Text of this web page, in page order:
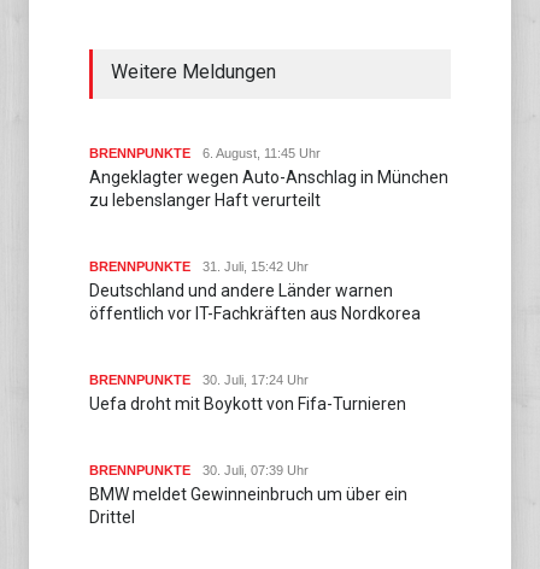
Weitere Meldungen
BRENNPUNKTE 6. August, 11:45 Uhr
Angeklagter wegen Auto-Anschlag in München
zu lebenslanger Haft verurteilt
BRENNPUNKTE 31. Juli, 15:42 Uhr
Deutschland und andere Länder warnen
öffentlich vor IT-Fachkräften aus Nordkorea
BRENNPUNKTE 30. Juli, 17:24 Uhr
Uefa droht mit Boykott von Fifa-Turnieren
BRENNPUNKTE 30. Juli, 07:39 Uhr
BMW meldet Gewinneinbruch um über ein
Drittel